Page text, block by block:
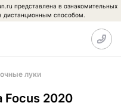
представлена в ознакомительных
дистанционным способом.
луки
Focus 2020